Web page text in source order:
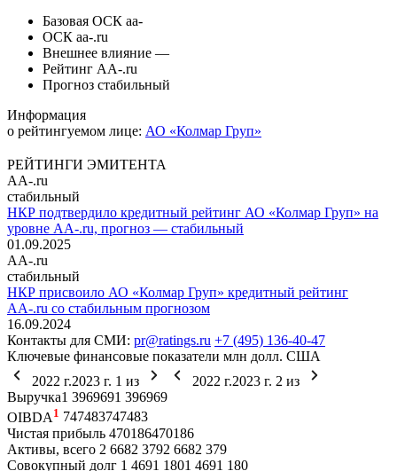
Базовая ОСК aa-
ОСК aa-.ru
Внешнее влияние —
Рейтинг AA-.ru
Прогноз стабильный
Информация
о рейтингуемом лице: АО «Колмар Груп»
РЕЙТИНГИ ЭМИТЕНТА
AA-.ru
стабильный
НКР подтвердило кредитный рейтинг АО «Колмар Груп» на
уровне AA-.ru, прогноз — стабильный
01.09.2025
AA-.ru
стабильный
НКР присвоило АО «Колмар Груп» кредитный рейтинг
AA-.ru со стабильным прогнозом
16.09.2024
Контакты для СМИ: pr@ratings.ru +7 (495) 136-40-47
Ключевые финансовые показатели млн долл. США
2022 г.2023 г. 1 из 2022 г.2023 г. 2 из
Выручка1 3969691 396969
OIBDA 1 747483747483
Чистая прибыль 470186470186
Активы, всего 2 6682 3792 6682 379
Совокупный долг 1 4691 1801 4691 180